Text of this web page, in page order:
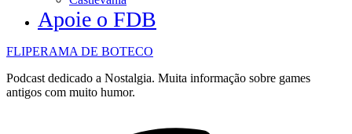
Apoie o FDB
FLIPERAMA DE BOTECO
Podcast dedicado a Nostalgia. Muita informação sobre games
antigos com muito humor.